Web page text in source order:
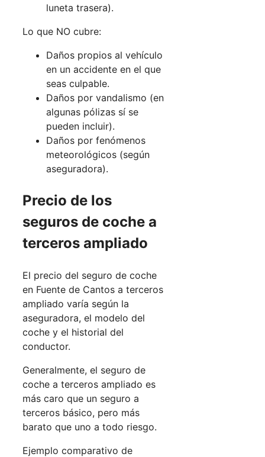
luneta trasera).
Lo que NO cubre:
Daños propios al vehículo
en un accidente en el que
seas culpable.
Daños por vandalismo (en
algunas pólizas sí se
pueden incluir).
Daños por fenómenos
meteorológicos (según
aseguradora).
Precio de los
seguros de coche a
terceros ampliado
El precio del seguro de coche
en Fuente de Cantos a terceros
ampliado varía según la
aseguradora, el modelo del
coche y el historial del
conductor.
Generalmente, el seguro de
coche a terceros ampliado es
más caro que un seguro a
terceros básico, pero más
barato que uno a todo riesgo.
Ejemplo comparativo de